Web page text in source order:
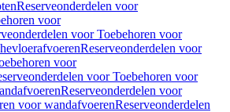
Reserveonderdelen voor
voor
voor Toebehoren voor
Reserveonderdelen voor
voor
voor Toebehoren voor
Reserveonderdelen voor
voor wandafvoerenReserveonderdelen